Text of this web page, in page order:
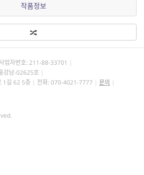
작품정보
사업자번호: 211-88-33701
강남-02625호
1길 62 5층
전화: 070-4021-7777
문의